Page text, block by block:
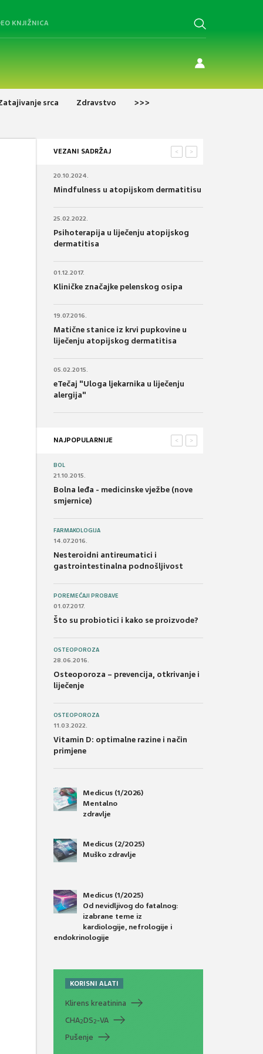
KNJIŽNICA
srca Zdravstvo >>>
VEZANI SADRŽAJ >
<
20.10.2024.
Mindfulness u atopijskom dermatitisu
25.02.2022.
Psihoterapija u liječenju atopijskog
dermatitisa
01.12.2017.
Kliničke značajke pelenskog osipa
19.07.2016.
Matične stanice iz krvi pupkovine u
liječenju atopijskog dermatitisa
05.02.2015.
eTečaj "Uloga ljekarnika u liječenju
alergija"
NAJPOPULARNIJE >
<
BOL
21.10.2015.
Bolna leđa - medicinske vježbe (nove
smjernice)
FARMAKOLOGIJA
14.07.2016.
Nesteroidni antireumatici i
gastrointestinalna podnošljivost
POREMEĆAJI PROBAVE
01.07.2017.
Što su probiotici i kako se proizvode?
OSTEOPOROZA
28.06.2016.
Osteoporoza – prevencija, otkrivanje i
liječenje
OSTEOPOROZA
11.03.2022.
Vitamin D: optimalne razine i način
primjene
Medicus (1/2026)
Mentalno
zdravlje
Medicus (2/2025)
Muško zdravlje
Medicus (1/2025)
Od nevidljivog do fatalnog:
izabrane teme iz
kardiologije, nefrologije i
endokrinologije
KORISNI ALATI
Klirens kreatinina
CHA2DS2-VA
Pušenje